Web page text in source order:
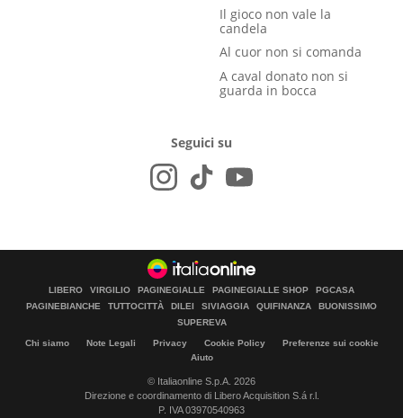
Il gioco non vale la
candela
Al cuor non si comanda
A caval donato non si
guarda in bocca
Seguici su
LIBERO VIRGILIO PAGINEGIALLE PAGINEGIALLE SHOP
PGCASA
PAGINEBIANCHE
TUTTOCITTÀ DILEI SIVIAGGIA QUIFINANZA
BUONISSIMO
SUPEREVA
Chi siamo Note Legali Privacy Cookie Policy
Preferenze sui cookie
Aiuto
© Italiaonline S.p.A. 2026
Direzione e coordinamento di Libero Acquisition S.á r.l.
P. IVA 03970540963